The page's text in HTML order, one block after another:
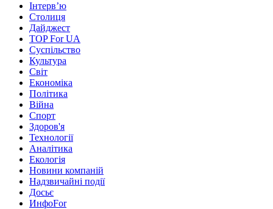
Інтерв’ю
Столиця
Дайджест
TOP For UA
Суспiльство
Культура
Світ
Економіка
Політика
Війна
Спорт
Здоров'я
Технології
Аналітика
Екологія
Новини компаній
Надзвичайні події
Досьє
ИнфоFor